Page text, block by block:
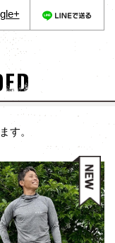
す。